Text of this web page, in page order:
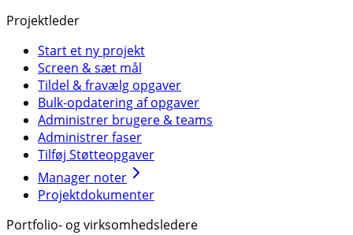
Projektleder
Start et ny projekt
Screen & sæt mål
Tildel & fravælg opgaver
Bulk-opdatering af opgaver
Administrer brugere & teams
Administrer faser
Tilføj Støtteopgaver
Manager noter
Projektdokumenter
Portfolio- og virksomhedsledere